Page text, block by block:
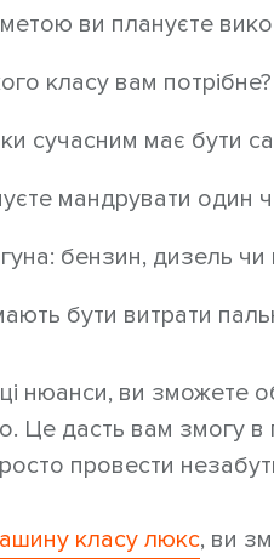
ви плануєте
класу вам потрібне?
сучасним має бути
мандрувати один
бензин, дизель чи
бути витрати
нюанси, ви зможете
Це дасть вам змогу
провести
класу люкс, ви